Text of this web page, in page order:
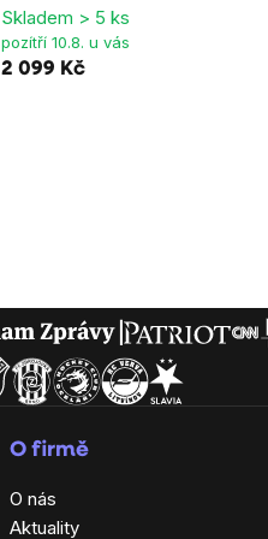
5,0
z
Skladem > 5 ks
pozítří 10.8. u vás
2 099 Kč
O firmě
O nás
Aktuality